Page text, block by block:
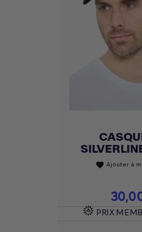
favorite Ajouter à
Prix
PRIX